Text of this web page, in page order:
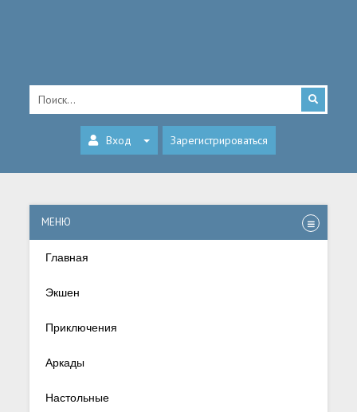
Вход Зарегистрироваться
МЕНЮ
Главная
Экшен
Приключения
Аркады
Настольные